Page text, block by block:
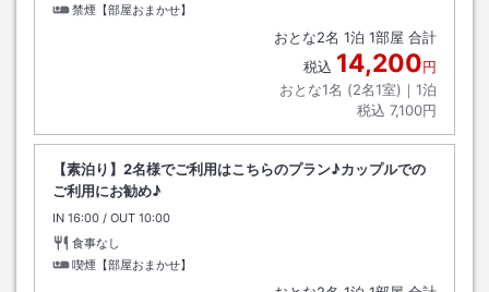
禁煙【部屋おまかせ】
おとな2名 1泊 1部屋 合計
税込 14,200円
おとな1名 (2名1室)｜ 1泊
税込 7,100円
【素泊り】2名様でご利用はこちらのプラン♪カップルでの
ご利用にお勧め♪
IN チェックイン
16:00 / OUT チェックアウト
10:00
食事なし
喫煙【部屋おまかせ】